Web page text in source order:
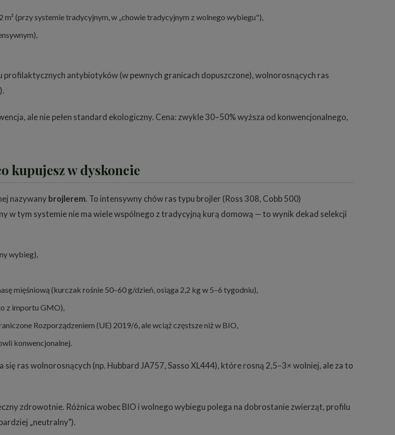
(przy systemie tradycyjnym, w „chowie tradycyjnym z wolnego wybiegu"),
profilaktycznych antybiotyków (w pewnych granicach dopuszczone), wolnorosnących ras
ale nie pełen standard ekologiczny. Cena: zwykle 30–50% wyższa od konwencjonalnego,
kupujesz w dyskoncie
nazywanybrojlerem. To intensywny chów ras typu brojler (Ross 308, Cobb 500)
w tym systemie nie ma wiele wspólnego z tradycyjną kurą domową — to wynik dekad selekcji
wybieg),
mięśniową (kurczak rośnie 50–60 g/dzień, osiąga 2,2 kg w 5–6 tygodniu),
z importu GMO),
Rozporządzeniem (UE) 2019/6, ale wciąż częstsze niż w BIO,
konwencjonalnej.
ras wolnorosnących (np. Hubbard JA757, Sasso XL444), które rosną 2,5–3× wolniej, ale za to
zdrowotnie. Różnica wobec BIO i wolnego wybiegu polega na dobrostanie zwierząt, profilu
„neutralny").